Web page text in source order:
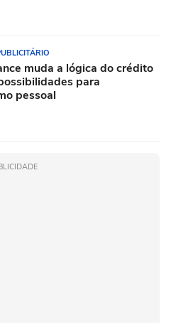
muda a lógica do crédito
para
pessoal